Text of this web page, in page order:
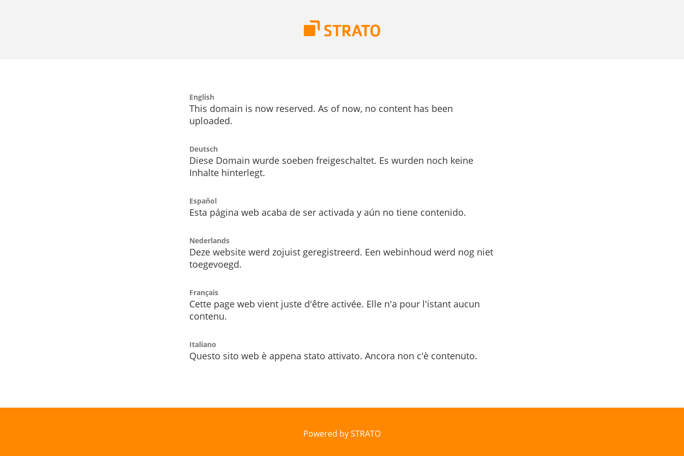
English
This domain is now reserved. As of now, no content has been
uploaded.
Deutsch
Diese Domain wurde soeben freigeschaltet. Es wurden noch keine
Inhalte hinterlegt.
Español
Esta página web acaba de ser activada y aún no tiene contenido.
Nederlands
Deze website werd zojuist geregistreerd. Een webinhoud werd nog niet
toegevoegd.
Français
Cette page web vient juste d'être activée. Elle n'a pour l'istant aucun
contenu.
Italiano
Questo sito web è appena stato attivato. Ancora non c'è contenuto.
Powered by STRATO